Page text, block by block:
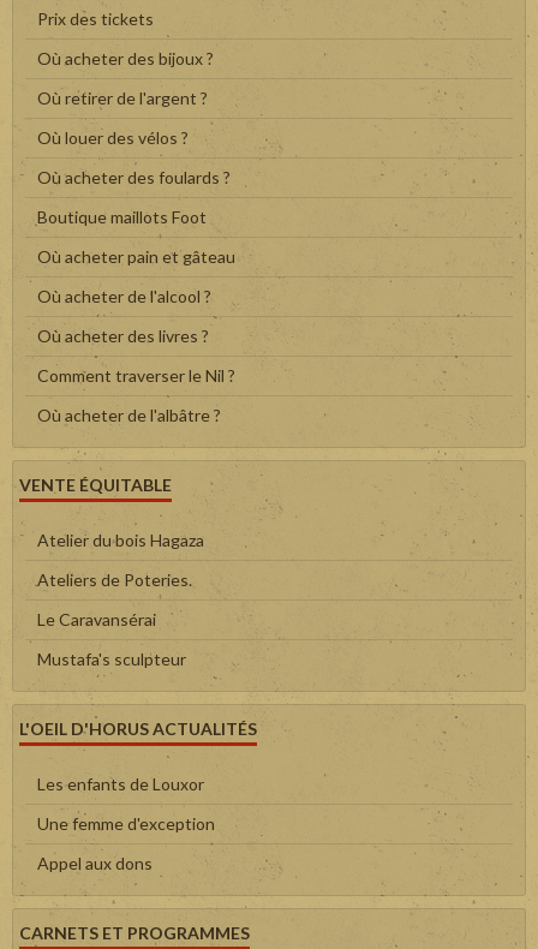
Prix des tickets
Où acheter des bijoux ?
Où retirer de l'argent ?
Où louer des vélos ?
Où acheter des foulards ?
Boutique maillots Foot
Où acheter pain et gâteau
Où acheter de l'alcool ?
Où acheter des livres ?
Comment traverser le Nil ?
Où acheter de l'albâtre ?
VENTE ÉQUITABLE
Atelier du bois Hagaza
Ateliers de Poteries.
Le Caravansérai
Mustafa's sculpteur
L'OEIL D'HORUS ACTUALITÉS
Les enfants de Louxor
Une femme d'exception
Appel aux dons
CARNETS ET PROGRAMMES